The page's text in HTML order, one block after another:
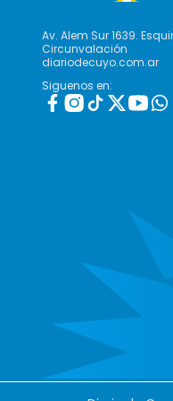
Av. Alem Sur 1639.
Circunvalación
diariodecuyo.com.ar
Siguenos en: